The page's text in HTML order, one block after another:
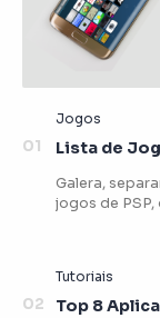
Lista de
Galera,
jogos de
Top 8